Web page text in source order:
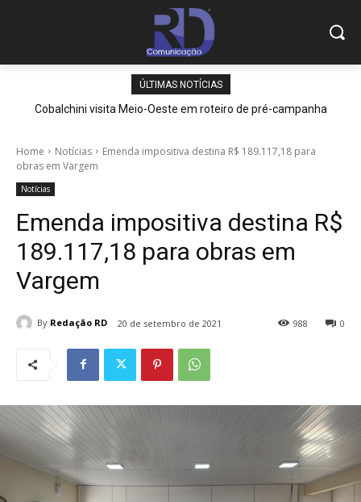
ÚLTIMAS NOTÍCIAS
Cobalchini visita Meio-Oeste em roteiro de pré-campanha
Home Notícias
Emenda impositiva destina R$ 189.117,18 para
obras em Vargem
Notícias
Emenda impositiva destina R$
189.117,18 para obras em
Vargem
By Redação RD 20 de setembro de 2021 0
988